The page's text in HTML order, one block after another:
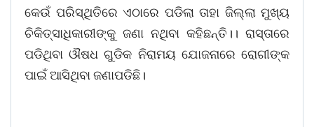
କେଉଁ ପରିସ୍ଥିତିରେ ଏଠାରେ ପଡିଲା ତାହା ଜିଲ୍ଲା ମୁଖ୍ୟ
ଚିକିତ୍ସାଧିକାରୀଙ୍କୁ ଜଣା ନଥିବା କହିଛନ୍ତି।। ରାସ୍ତାରେ
ପଡିଥିବା ଔଷଧ ଗୁଡିକ ନିରାମୟ ଯୋଜନାରେ ରୋଗୀଙ୍କ
ପାଇଁ ଆସିଥିବା ଜଣାପଡିଛି।